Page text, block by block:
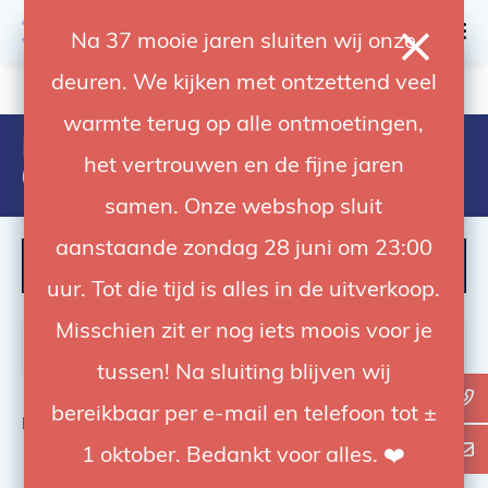
Na 37 mooie jaren sluiten wij onze
deuren. We kijken met ontzettend veel
warmte terug op alle ontmoetingen,
het vertrouwen en de fijne jaren
samen. Onze webshop sluit
aanstaande zondag 28 juni om 23:00
uur. Tot die tijd is alles in de uitverkoop.
Misschien zit er nog iets moois voor je
tussen! Na sluiting blijven wij
bereikbaar per e-mail en telefoon tot ±
1 oktober. Bedankt voor alles. ❤️
4.92 / 5 op trusted shops
Products tagged with
029757002877
Bekijk0 van de 0 producten